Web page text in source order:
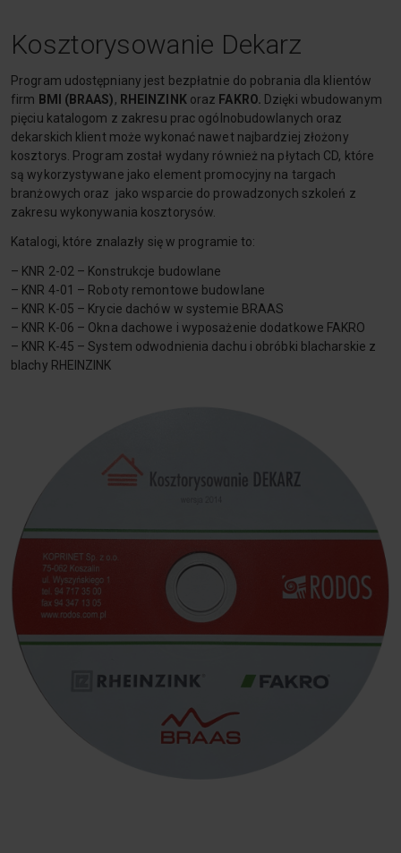
Kosztorysowanie Dekarz
Program udostępniany jest bezpłatnie do pobrania dla klientów
firm BMI (BRAAS), RHEINZINK oraz FAKRO. Dzięki wbudowanym
pięciu katalogom z zakresu prac ogólnobudowlanych oraz
dekarskich klient może wykonać nawet najbardziej złożony
kosztorys. Program został wydany również na płytach CD, które
są wykorzystywane jako element promocyjny na targach
branżowych oraz jako wsparcie do prowadzonych szkoleń z
zakresu wykonywania kosztorysów.
Katalogi, które znalazły się w programie to:
– KNR 2-02 – Konstrukcje budowlane
– KNR 4-01 – Roboty remontowe budowlane
– KNR K-05 – Krycie dachów w systemie BRAAS
– KNR K-06 – Okna dachowe i wyposażenie dodatkowe FAKRO
– KNR K-45 – System odwodnienia dachu i obróbki blacharskie z
blachy RHEINZINK